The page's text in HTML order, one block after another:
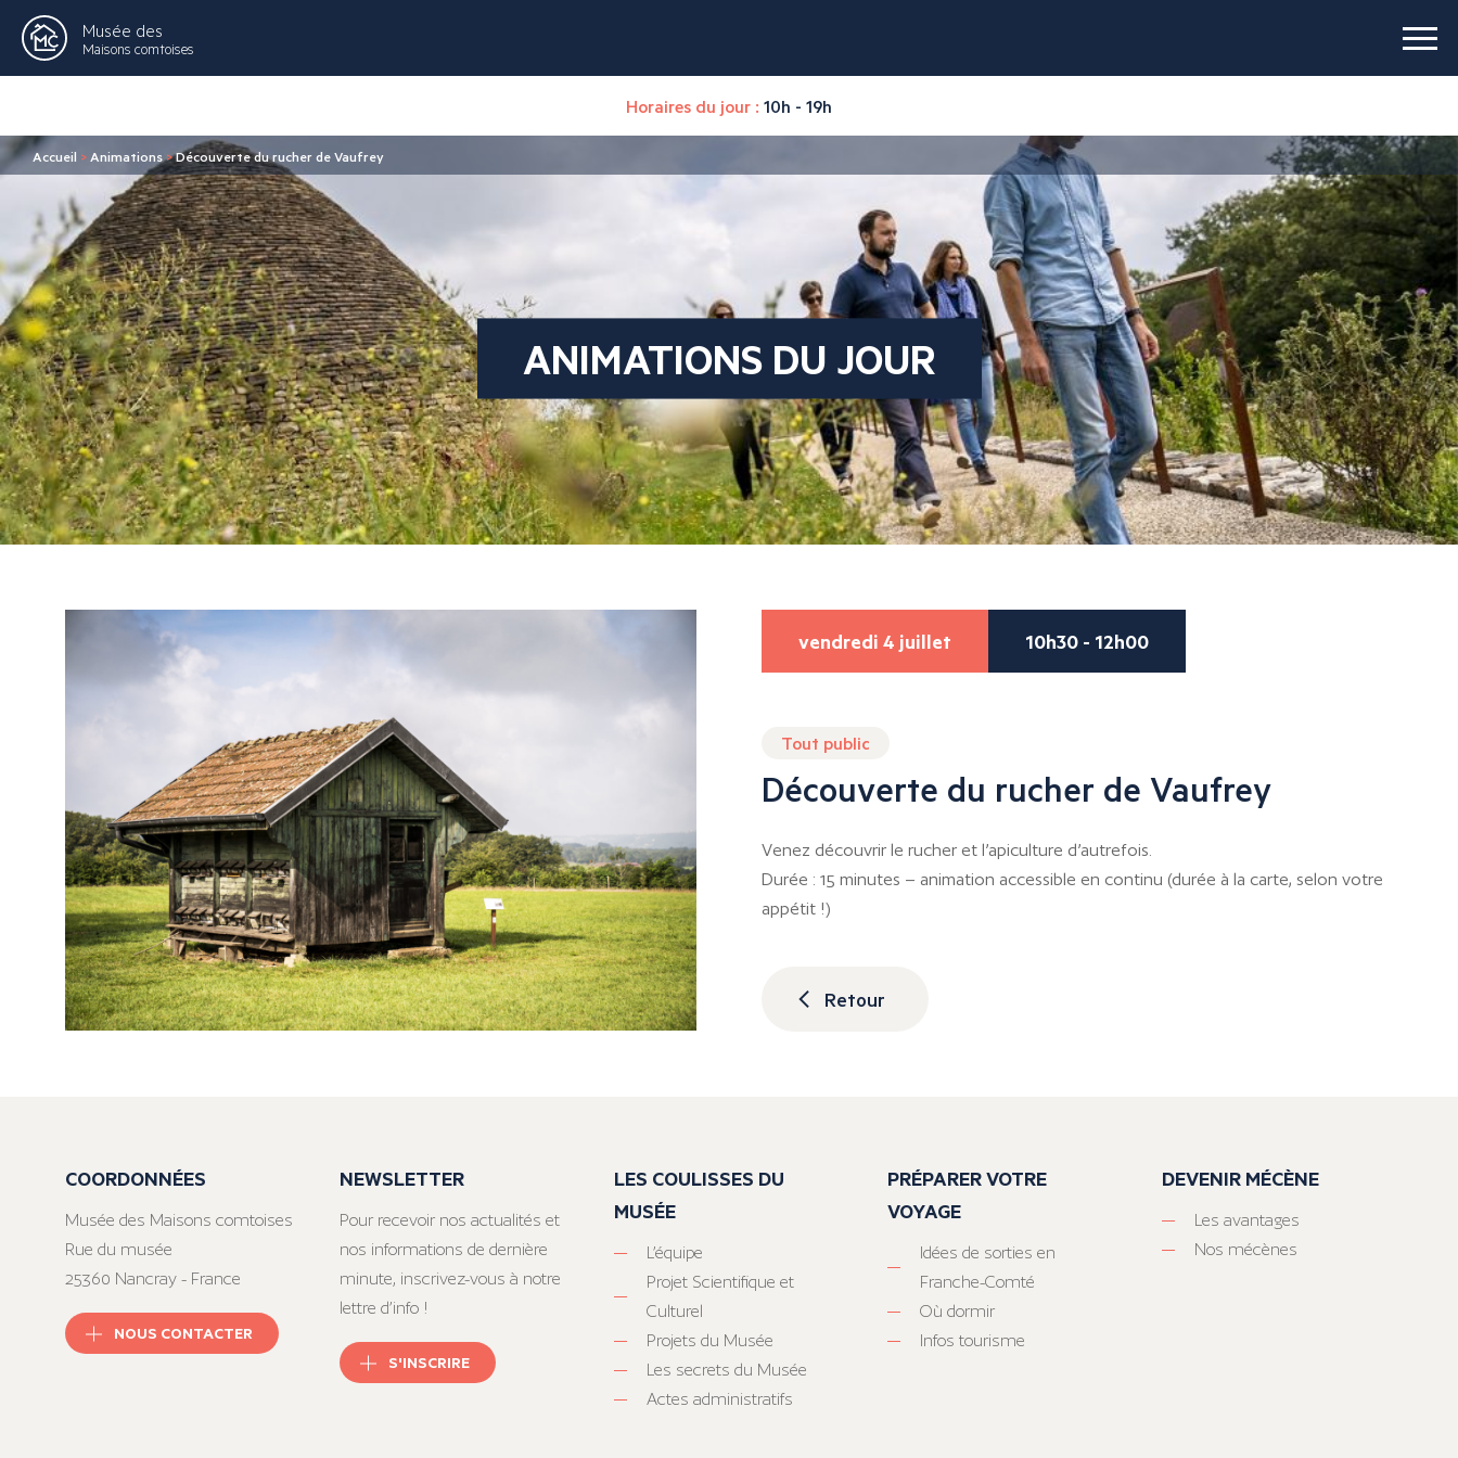
Musée des
Maisons comtoises
Horaires du jour : 10h - 19h
Accueil > Animations>Découverte du rucher de Vaufrey
ANIMATIONS DU JOUR
vendredi 4 juillet 10h30 - 12h00
Tout public
Découverte du rucher de Vaufrey
Venez découvrir le rucher et l’apiculture d’autrefois.
Durée : 15 minutes – animation accessible en continu (durée à la carte, selon votre
appétit !)
Retour
COORDONNÉES
Musée des Maisons comtoises
Rue du musée
25360 Nancray - France
NOUS CONTACTER
NEWSLETTER
Pour recevoir nos actualités et
nos informations de dernière
minute, inscrivez-vous à notre
lettre d’info !
S'INSCRIRE
LES COULISSES DU
MUSÉE
L’équipe
Projet Scientifique et
Culturel
Projets du Musée
Les secrets du Musée
Actes administratifs
PRÉPARER VOTRE
VOYAGE
Idées de sorties en
Franche-Comté
Où dormir
Infos tourisme
DEVENIR MÉCÈNE
Les avantages
Nos mécènes